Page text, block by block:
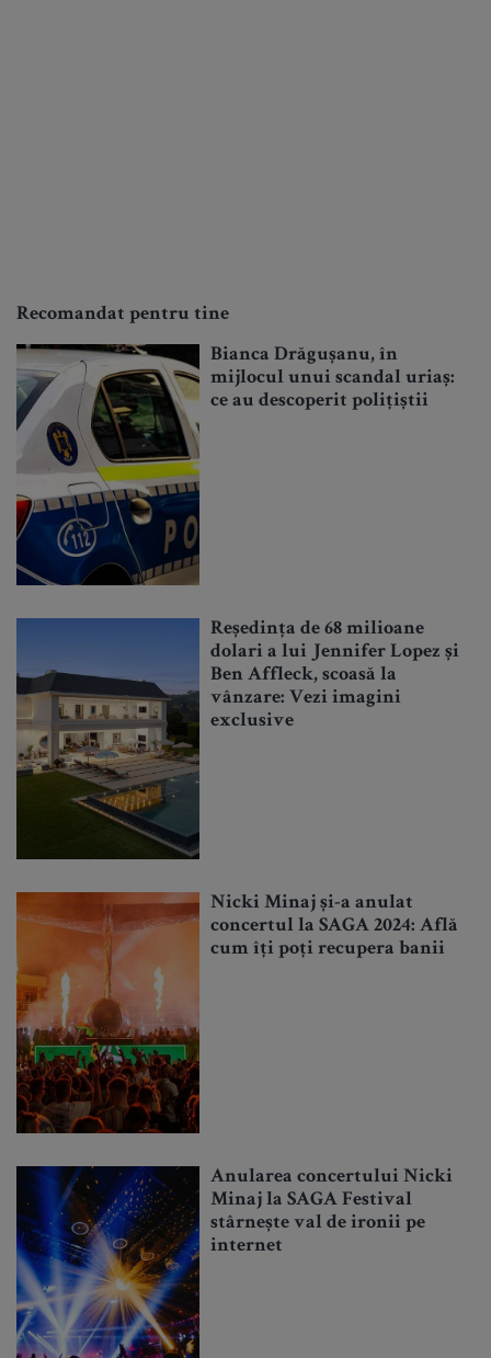
Recomandat pentru tine
Bianca Drăgușanu, în
mijlocul unui scandal uriaș:
ce au descoperit polițiștii
Reședința de 68 milioane
dolari a lui Jennifer Lopez și
Ben Affleck, scoasă la
vânzare: Vezi imagini
exclusive
Nicki Minaj și-a anulat
concertul la SAGA 2024: Află
cum îți poți recupera banii
Anularea concertului Nicki
Minaj la SAGA Festival
stârnește val de ironii pe
internet